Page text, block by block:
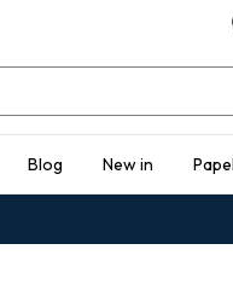
Blog New in